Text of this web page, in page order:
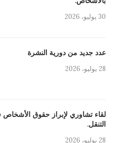
30 يوليو، 2026
عدد جديد من دورية النشرة
28 يوليو، 2026
لقاء تشاوري لإبراز حقوق
التنقل.
28 يوليو، 2026